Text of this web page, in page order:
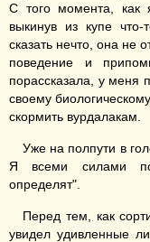
С того момента, как
выкинув из купе
сказать нечто, она не
поведение и
порассказала, у меня
своему
скормить вурдалакам.
Уже на полпути в
Я всеми силами
определят".
Перед тем, как
увидел удивленные